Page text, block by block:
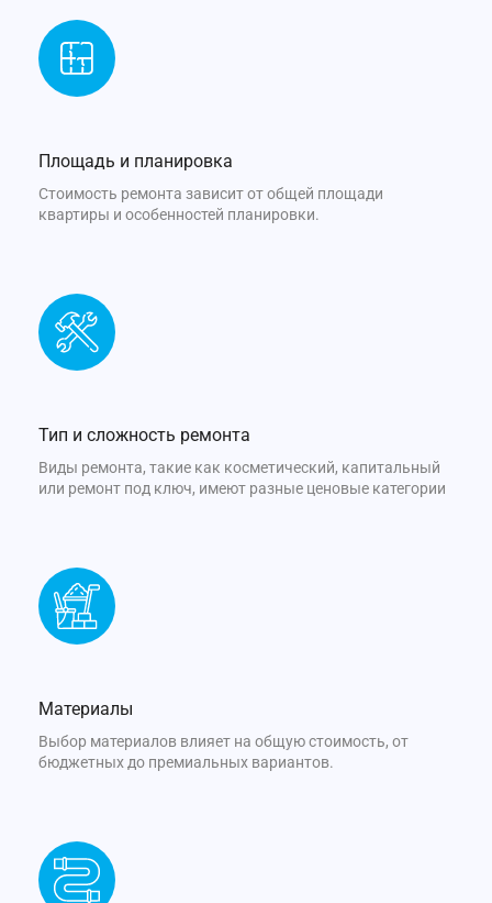
Площадь и планировка
Стоимость ремонта зависит от общей площади
квартиры и особенностей планировки.
Тип и сложность ремонта
Виды ремонта, такие как косметический, капитальный
или ремонт под ключ, имеют разные ценовые категории
Материалы
Выбор материалов влияет на общую стоимость, от
бюджетных до премиальных вариантов.